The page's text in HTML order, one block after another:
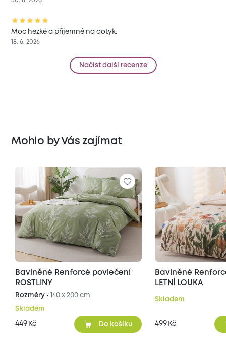
Moc hezké a příjemné na dotyk.
18. 6. 2026
Načíst další recenze
Mohlo by Vás zajímat
Bavlněné Renforcé povlečení
ROSTLINY
Rozměry • 140 x 200 cm
Skladem
449 Kč Do košíku
Bavlněné
LETNÍ LOUKA
Skladem
499 Kč